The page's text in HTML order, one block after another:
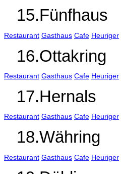
15.Fünfhaus
Restaurant Gasthaus Cafe Heuriger
16.Ottakring
Restaurant Gasthaus Cafe Heuriger
17.Hernals
Restaurant Gasthaus Cafe Heuriger
18.Währing
Restaurant Gasthaus Cafe Heuriger